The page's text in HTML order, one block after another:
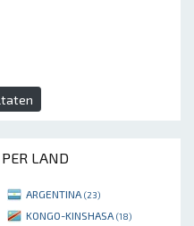
LAND
ARGENTINA (23)
KONGO-KINSHASA (18)